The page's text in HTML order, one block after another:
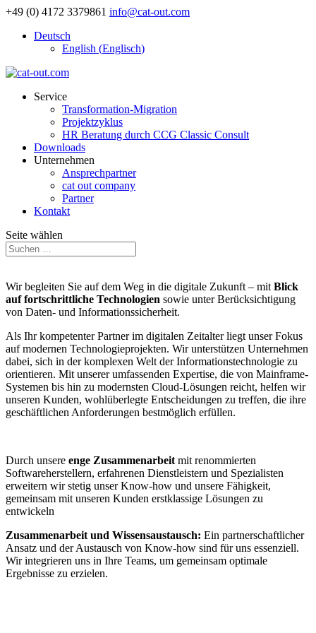
+49 (0) 4172 3379861 info@cat-out.com
Deutsch
English (Englisch)
Service
Transformation-Migration
Projektzyklus
HR Beratung durch CCG Classic Consult
Downloads
Unternehmen
Ansprechpartner
cat out company
Partner
Kontakt
Seite wählen
Wir begleiten Sie auf dem Weg in die digitale Zukunft – mit Blick
auf fortschrittliche Technologien sowie unter Berücksichtigung
von Daten- und Informationssicherheit.
Als Ihr kompetenter Partner im digitalen Zeitalter liegt unser Fokus
auf modernen Technologieprojekten. Wir unterstützen Unternehmen
dabei, sich in der komplexen Welt der Informationstechnologie zu
orientieren. Mit unserer umfassenden Expertise, die von Mainframe-
Systemen bis hin zu modernsten Cloud-Lösungen reicht, helfen wir
unseren Kunden, wohlüberlegte Entscheidungen zu treffen, die ihre
geschäftlichen Anforderungen bestmöglich erfüllen.
Durch unsere enge Zusammenarbeit mit renommierten
Softwareherstellern, erfahrenen Dienstleistern und Spezialisten
erweitern wir stetig unser Know-how und unsere Fähigkeit,
gemeinsam mit unseren Kunden erstklassige Lösungen zu
entwickeln
Zusammenarbeit und Wissensaustausch: Ein partnerschaftlicher
Ansatz und der Austausch von Know-how sind für uns essenziell.
Wir integrieren uns in Ihre Teams, um gemeinsam optimale
Ergebnisse zu erzielen.